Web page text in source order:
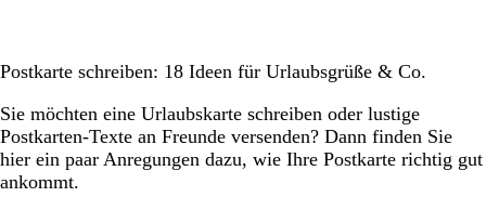
Postkarte schreiben: 18 Ideen für Urlaubsgrüße & Co.
Sie möchten eine Urlaubskarte schreiben oder lustige
Postkarten-Texte an Freunde versenden? Dann finden Sie
hier ein paar Anregungen dazu, wie Ihre Postkarte richtig gut
ankommt.